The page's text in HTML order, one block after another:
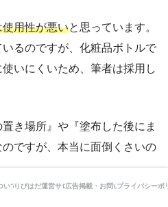
用性が悪いと思っています。
るのですが、化粧品ボトルで
いにくいため、筆者は採用し
き場所』や『塗布した後にま
ですが、本当に面倒くさいの
いてりびはだ運営サロン広告掲載・お問い合わせプライバシーポ